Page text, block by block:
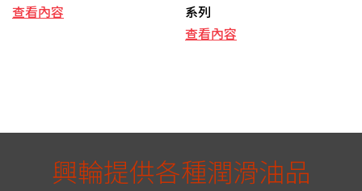
查看內容
系列
查看內容
興輪提供各種潤滑油品